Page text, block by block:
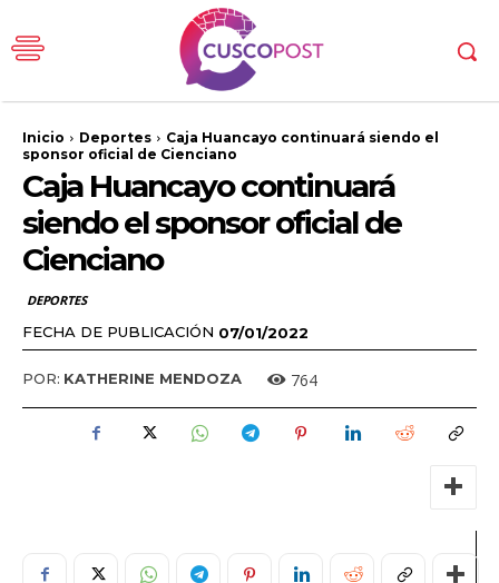
Inicio Deportes
Caja Huancayo continuará siendo el
sponsor oficial de Cienciano
Caja Huancayo continuará
siendo el sponsor oficial de
Cienciano
DEPORTES
FECHA DE PUBLICACIÓN 07/01/2022
POR: KATHERINE MENDOZA 764